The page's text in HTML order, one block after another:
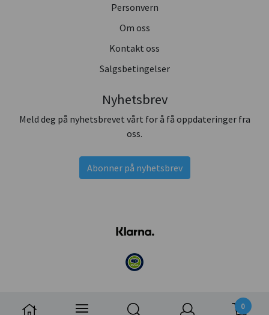
0
Personvern
Om oss
Kontakt oss
Salgsbetingelser
Nyhetsbrev
Meld deg på nyhetsbrevet vårt for å få oppdateringer fra
oss.
Abonner på nyhetsbrev